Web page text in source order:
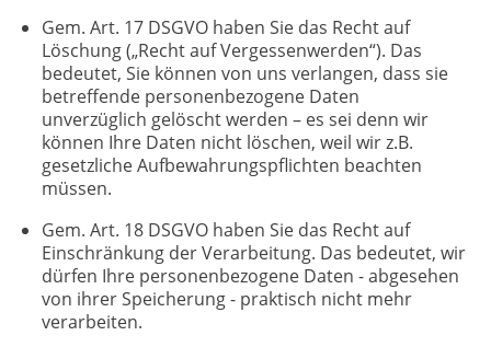
Gem. Art. 17 DSGVO haben Sie das Recht auf
Löschung („Recht auf Vergessenwerden“). Das
bedeutet, Sie können von uns verlangen, dass sie
betreffende personenbezogene Daten
unverzüglich gelöscht werden – es sei denn wir
können Ihre Daten nicht löschen, weil wir z.B.
gesetzliche Aufbewahrungspflichten beachten
müssen.
Gem. Art. 18 DSGVO haben Sie das Recht auf
Einschränkung der Verarbeitung. Das bedeutet, wir
dürfen Ihre personenbezogene Daten - abgesehen
von ihrer Speicherung - praktisch nicht mehr
verarbeiten.